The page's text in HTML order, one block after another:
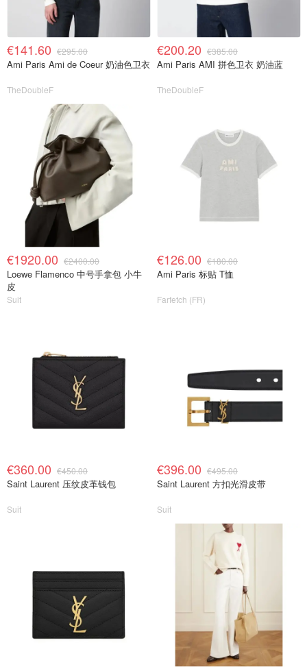
€141.60 €295.00
Ami Paris Ami de Coeur 奶油色卫衣
TheDoubleF
€200.20 €385.00
Ami Paris AMI 拼色卫衣 奶油蓝
TheDoubleF
€1920.00 €2400.00
Loewe Flamenco 中号手拿包 小牛
皮
Suit
€126.00 €180.00
Ami Paris 标贴 T恤
Farfetch (FR)
€360.00 €450.00
Saint Laurent 压纹皮革钱包
Suit
€396.00 €495.00
Saint Laurent 方扣光滑皮带
Suit